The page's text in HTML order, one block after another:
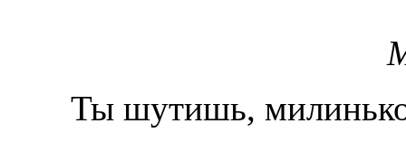
Ты шутишь,